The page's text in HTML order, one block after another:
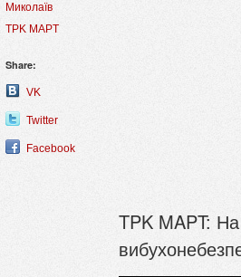
Миколаїв
TPK MAPT
Share:
VK
Twitter
Facebook
TPK MAPT: